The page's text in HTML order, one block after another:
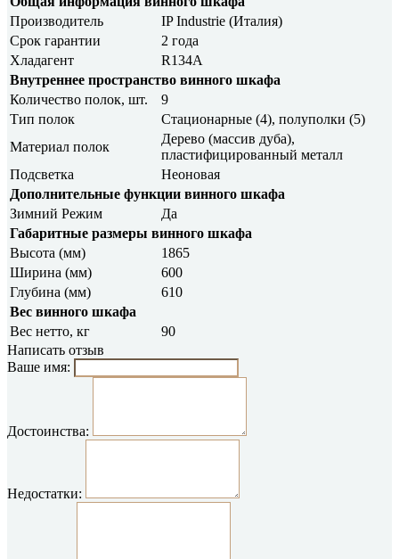
Производитель
IP Industrie (Италия)
Срок гарантии
2 года
Хладагент
R134A
Внутреннее пространство винного шкафа
Количество полок, шт.
9
Тип полок
Стационарные (4), полуполки (5)
Материал полок
Дерево (массив дуба),
пластифицированный металл
Подсветка
Неоновая
Дополнительные функции винного шкафа
Зимний Режим
Да
Габаритные размеры винного шкафа
Высота (мм)
1865
Ширина (мм)
600
Глубина (мм)
610
Вес винного шкафа
Вес нетто, кг
90
Написать отзыв
Ваше имя:
Достоинства:
Недостатки: